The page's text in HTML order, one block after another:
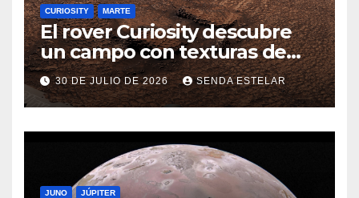
CURIOSITY MARTE
El rover Curiosity descubre
un campo con texturas de
panal
30 DE JULIO DE 2026 SENDA ESTELAR
JUNO JÚPITER